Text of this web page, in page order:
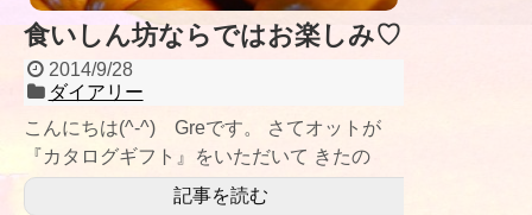
食いしん坊ならではお楽しみ♡
2014/9/28
ダイアリー
こんにちは(^-^) Greです。 さてオットが
『カタログギフト』をいただいて きたの
で〜 夫・私・娘２の３人でおでこ
記事を読む